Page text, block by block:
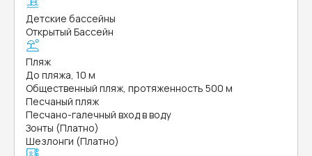
Детские бассейны
Открытый Бассейн
Пляж
До пляжа, 10 м
Общественный пляж, протяженность 500 м
Песчаный пляж
Песчано-галечный вход в воду
Зонты (Платно)
Шезлонги (Платно)